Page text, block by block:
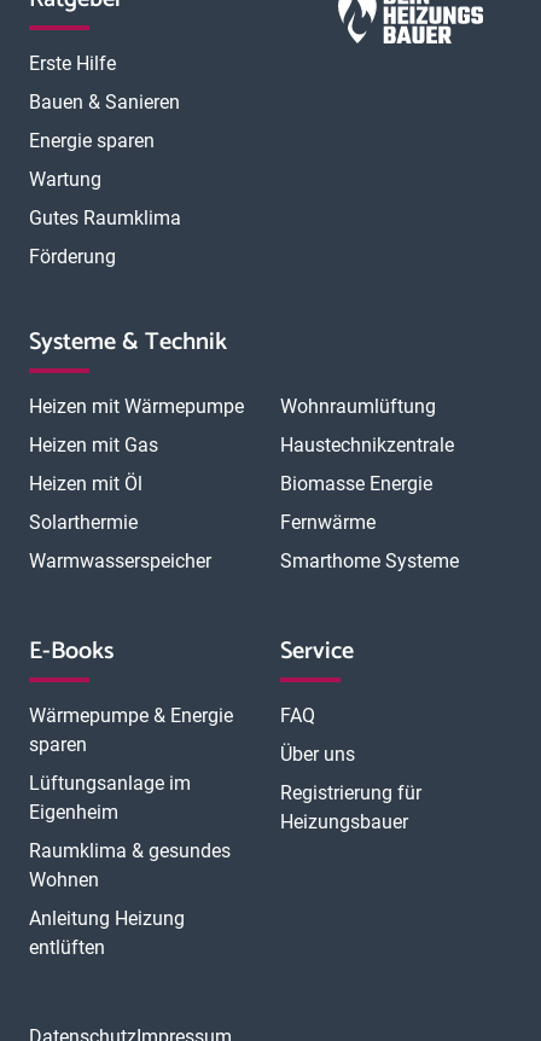
Erste Hilfe
Bauen & Sanieren
Energie sparen
Wartung
Gutes Raumklima
Förderung
Systeme & Technik
Heizen mit Wärmepumpe
Heizen mit Gas
Heizen mit Öl
Solarthermie
Warmwasserspeicher
Wohnraumlüftung
Haustechnikzentrale
Biomasse Energie
Fernwärme
Smarthome Systeme
E-Books
Wärmepumpe & Energie
sparen
Lüftungsanlage im
Eigenheim
Raumklima & gesundes
Wohnen
Anleitung Heizung
entlüften
Service
FAQ
Über uns
Registrierung für
Heizungsbauer